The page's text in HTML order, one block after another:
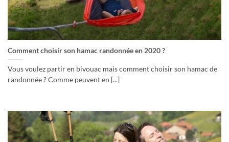
Comment choisir son hamac randonnée en 2020 ?
Vous voulez partir en bivouac mais comment choisir son hamac de
randonnée ? Comme peuvent en [...]